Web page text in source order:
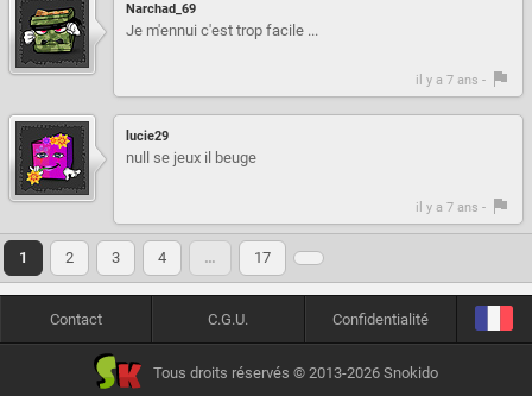
Narchad_69
Je m'ennui c'est trop facile ...
il y a 7 ans -
lucie29
null se jeux il beuge
il y a 7 ans -
1 2 3 4 … 17
Contact C.G.U. Confidentialité
Tous droits réservés © 2013-2026 Snokido